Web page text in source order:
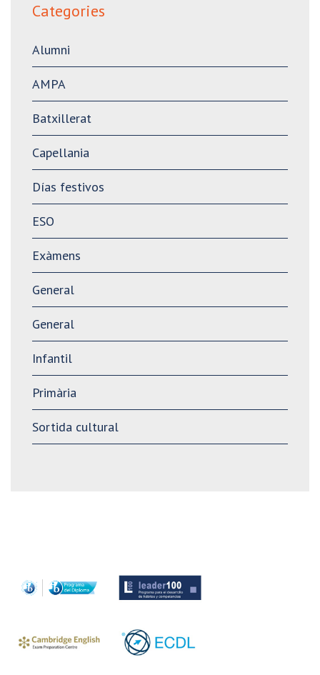
Categories
Alumni
AMPA
Batxillerat
Capellania
Días festivos
ESO
Exàmens
General
General
Infantil
Primària
Sortida cultural